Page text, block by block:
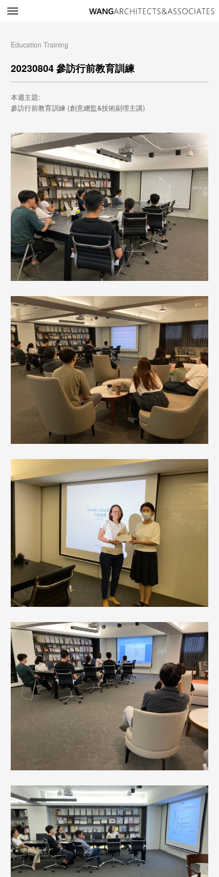
Education Training
20230804 參訪行前教育訓練
本週主題:
參訪行前教育訓練 (創意總監&技術副理主講)